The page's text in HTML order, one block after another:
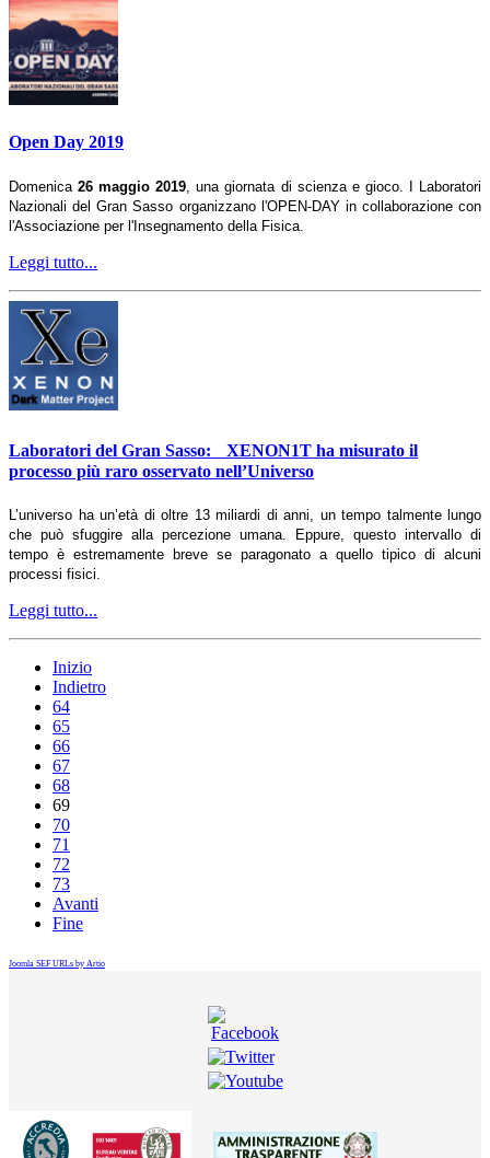
Open Day 2019
Domenica26 maggio 2019 , una giornata di scienza e gioco. I Laboratori
Nazionali del Gran Sasso organizzano l'OPEN-DAY in collaborazione con
l'Associazione per l'Insegnamento della Fisica.
Leggi tutto...
Laboratori del Gran Sasso: XENON1T ha misurato il
processo più raro osservato nell’Universo
L’universo ha un’età di oltre 13 miliardi di anni, un tempo talmente lungo
che può sfuggire alla percezione umana. Eppure, questo intervallo di
tempo è estremamente breve se paragonato a quello tipico di alcuni
processi fisici.
Leggi tutto...
Inizio
Indietro
64
65
66
67
68
69
70
71
72
73
Avanti
Fine
Joomla SEF URLs by Artio